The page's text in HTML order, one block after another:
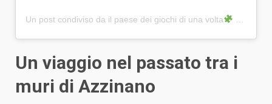
Un post condiviso da il paese dei giochi di una volta
Un viaggio nel passato tra i
muri di Azzinano